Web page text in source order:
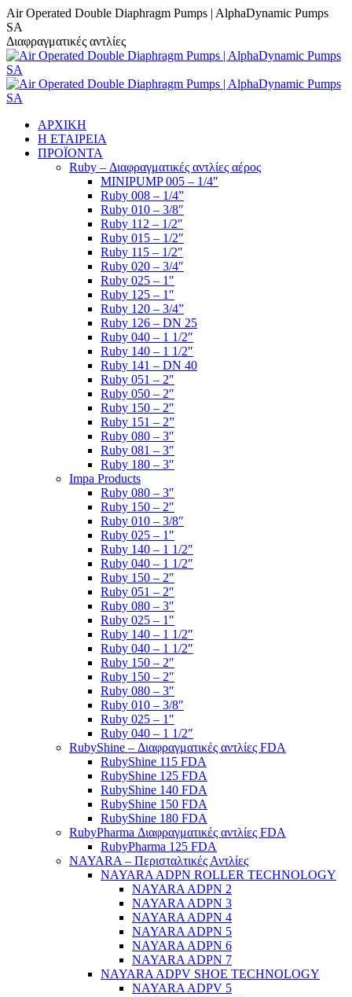
Skip
to
content
Air Operated Double Diaphragm Pumps | AlphaDynamic Pumps
SA
Διαφραγματικές αντλίες
ΑΡΧΙΚΗ
Η ΕΤΑΙΡΕΙΑ
ΠΡΟΪΟΝΤΑ
Ruby – Διαφραγματικές αντλίες αέρος
MINIPUMP 005 – 1/4″
Ruby 008 – 1/4”
Ruby 010 – 3/8″
Ruby 112 – 1/2″
Ruby 015 – 1/2″
Ruby 115 – 1/2″
Ruby 020 – 3/4″
Ruby 025 – 1″
Ruby 125 – 1″
Ruby 120 – 3/4”
Ruby 126 – DN 25
Ruby 040 – 1 1/2″
Ruby 140 – 1 1/2″
Ruby 141 – DN 40
Ruby 051 – 2″
Ruby 050 – 2″
Ruby 150 – 2″
Ruby 151 – 2”
Ruby 080 – 3″
Ruby 081 – 3″
Ruby 180 – 3″
Impa Products
Ruby 080 – 3″
Ruby 150 – 2″
Ruby 010 – 3/8″
Ruby 025 – 1″
Ruby 140 – 1 1/2″
Ruby 040 – 1 1/2″
Ruby 150 – 2″
Ruby 051 – 2″
Ruby 080 – 3″
Ruby 025 – 1″
Ruby 140 – 1 1/2″
Ruby 040 – 1 1/2″
Ruby 150 – 2″
Ruby 150 – 2″
Ruby 080 – 3″
Ruby 010 – 3/8″
Ruby 025 – 1″
Ruby 040 – 1 1/2″
RubyShine – Διαφραγματικές αντλίες FDA
RubyShine 115 FDA
RubyShine 125 FDA
RubyShine 140 FDA
RubyShine 150 FDA
RubyShine 180 FDA
RubyPharma Διαφραγματικές αντλίες FDA
RubyPharma 125 FDA
NAYARA – Περισταλτικές Αντλίες
NAYARA ADPN ROLLER TECHNOLOGY
NAYARA ADPN 2
NAYARA ADPN 3
NAYARA ADPN 4
NAYARA ADPN 5
NAYARA ADPN 6
NAYARA ADPN 7
NAYARA ADPV SHOE TECHNOLOGY
NAYARA ADPV 5